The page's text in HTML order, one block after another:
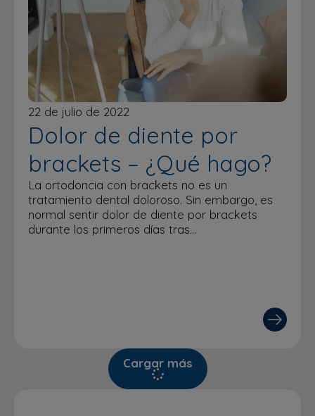
22 de julio de 2022
Dolor de diente por
brackets – ¿Qué hago?
La ortodoncia con brackets no es un
tratamiento dental doloroso. Sin embargo, es
normal sentir dolor de diente por brackets
durante los primeros días tras…
Cargar más